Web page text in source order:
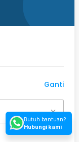
Ganti
Butuh bantuan?
Hubungi kami